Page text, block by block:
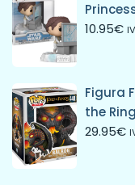
10.95€
Figura
the
29.95€